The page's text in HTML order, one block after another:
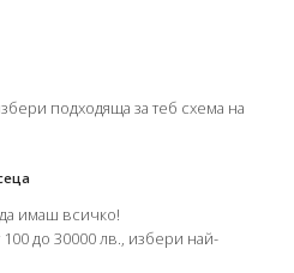
подходяща за теб схема на
имаш всичко!
до 30000 лв., избери най-